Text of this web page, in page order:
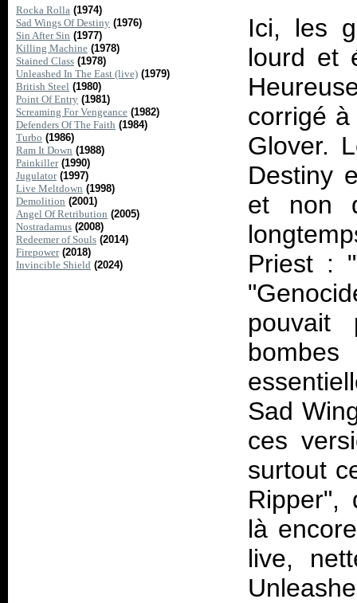
Rocka Rolla (1974)
Sad Wings Of Destiny (1976)
Sin After Sin (1977)
Killing Machine (1978)
Stained Class (1978)
Unleashed In The East (live) (1979)
British Steel (1980)
Point Of Entry (1981)
Screaming For Vengeance (1982)
Defenders Of The Faith (1984)
Turbo (1986)
Ram It Down (1988)
Painkiller (1990)
Jugulator (1997)
Live Meltdown (1998)
Demolition (2001)
Angel Of Retribution (2005)
Nostradamus (2008)
Redeemer of Souls (2014)
Firepower (2018)
Invincible Shield (2024)
Ici, les
lourd et
corrigé
Glover.
Destiny
et non
Priest :
pouvait
Sad
ces
surtout
Ripper",
là
live,